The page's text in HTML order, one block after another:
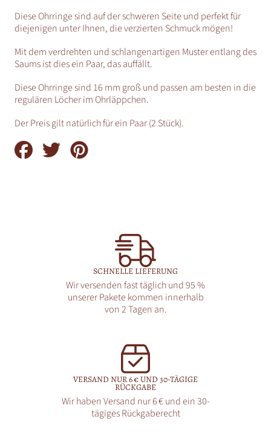
Diese Ohrringe sind auf der schweren Seite und perfekt für
diejenigen unter Ihnen, die verzierten Schmuck mögen!
Mit dem verdrehten und schlangenartigen Muster entlang des
Saums ist dies ein Paar, das auffällt.
Diese Ohrringe sind 16 mm groß und passen am besten in die
regulären Löcher im Ohrläppchen.
Der Preis gilt natürlich für ein Paar (2 Stück).
Auf
Facebook
Auf
Twitter
SCHNELLE LIEFERUNG
Wir versenden fast täglich und 95 %
unserer Pakete kommen innerhalb
von 2 Tagen an.
VERSAND NUR 6 € UND 30-TÄGIGE
RÜCKGABE
Wir haben Versand nur 6 € und ein 30-
tägiges Rückgaberecht